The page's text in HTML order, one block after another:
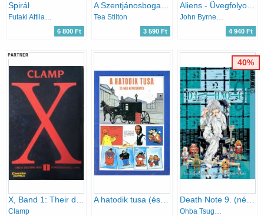
Spirál
Futaki Attila; Nikolényi Gergely
6 800 Ft
A Szentjánosbogarak Klubjának győzelme
Tea Stilton
3 590 Ft
Aliens - Üvegfolyosó és egyéb történetek
John Byrne, Dixon, David Lloyd, - David Wenzel
4 940 Ft
PARTNER
Clamp
Death Note 9. (német)
Ohba Tsugumi Takeshi Obata
40%